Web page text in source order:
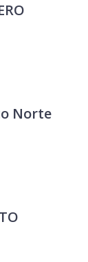
Norte